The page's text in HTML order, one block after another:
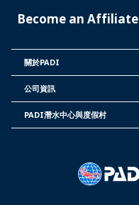
Become an Affiliate
PADI
關於PADI
INFORMATION
公司資訊
PADI潛水中心與度假村